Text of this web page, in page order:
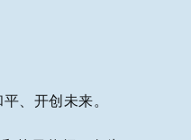
、开创未来。